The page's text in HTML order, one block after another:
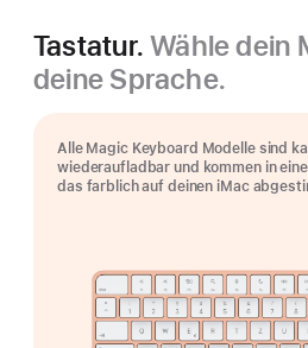
Tastatur.Wähle dein
deine Sprache.
Alle Magic Keyboard Modelle sind
wiederaufladbar und kommen in
das farblich auf deinen iMac